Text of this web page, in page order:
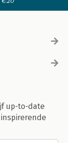
up-to-date